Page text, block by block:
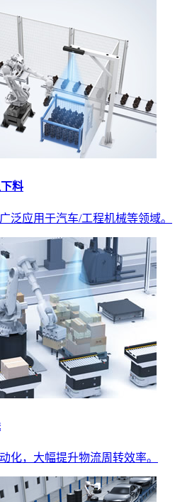
料
泛应用于汽车/工程机械等领域。
化，大幅提升物流周转效率。